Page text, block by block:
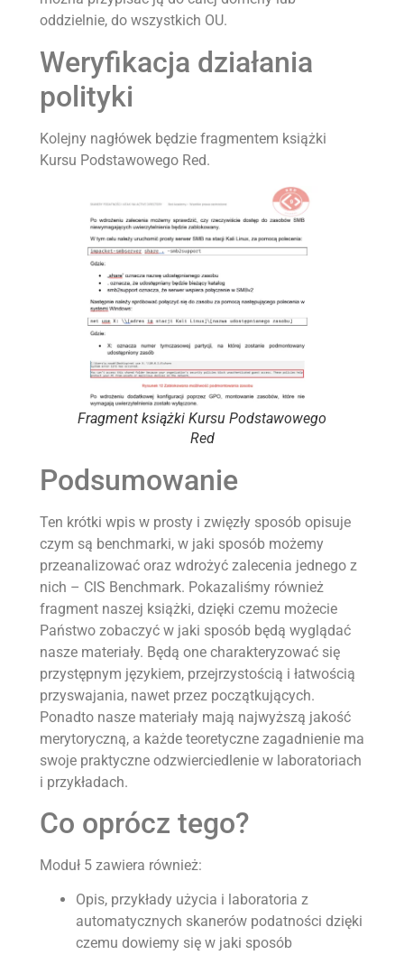
oddzielnie, do wszystkich OU.
Weryfikacja działania
polityki
Kolejny nagłówek będzie fragmentem książki
Kursu Podstawowego Red.
Fragment książki Kursu Podstawowego
Red
Podsumowanie
Ten krótki wpis w prosty i zwięzły sposób opisuje
czym są benchmarki, w jaki sposób możemy
przeanalizować oraz wdrożyć zalecenia jednego z
nich – CIS Benchmark. Pokazaliśmy również
fragment naszej książki, dzięki czemu możecie
Państwo zobaczyć w jaki sposób będą wyglądać
nasze materiały. Będą one charakteryzować się
przystępnym językiem, przejrzystością i łatwością
przyswajania, nawet przez początkujących.
Ponadto nasze materiały mają najwyższą jakość
merytoryczną, a każde teoretyczne zagadnienie ma
swoje praktyczne odzwierciedlenie w laboratoriach
i przykładach.
Co oprócz tego?
Moduł 5 zawiera również:
Opis, przykłady użycia i laboratoria z
automatycznych skanerów podatności dzięki
czemu dowiemy się w jaki sposób